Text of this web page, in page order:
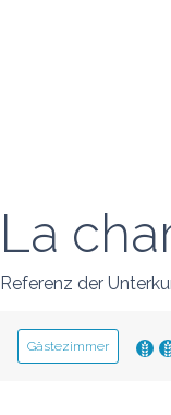
La
Referenz der
Gästezimmer